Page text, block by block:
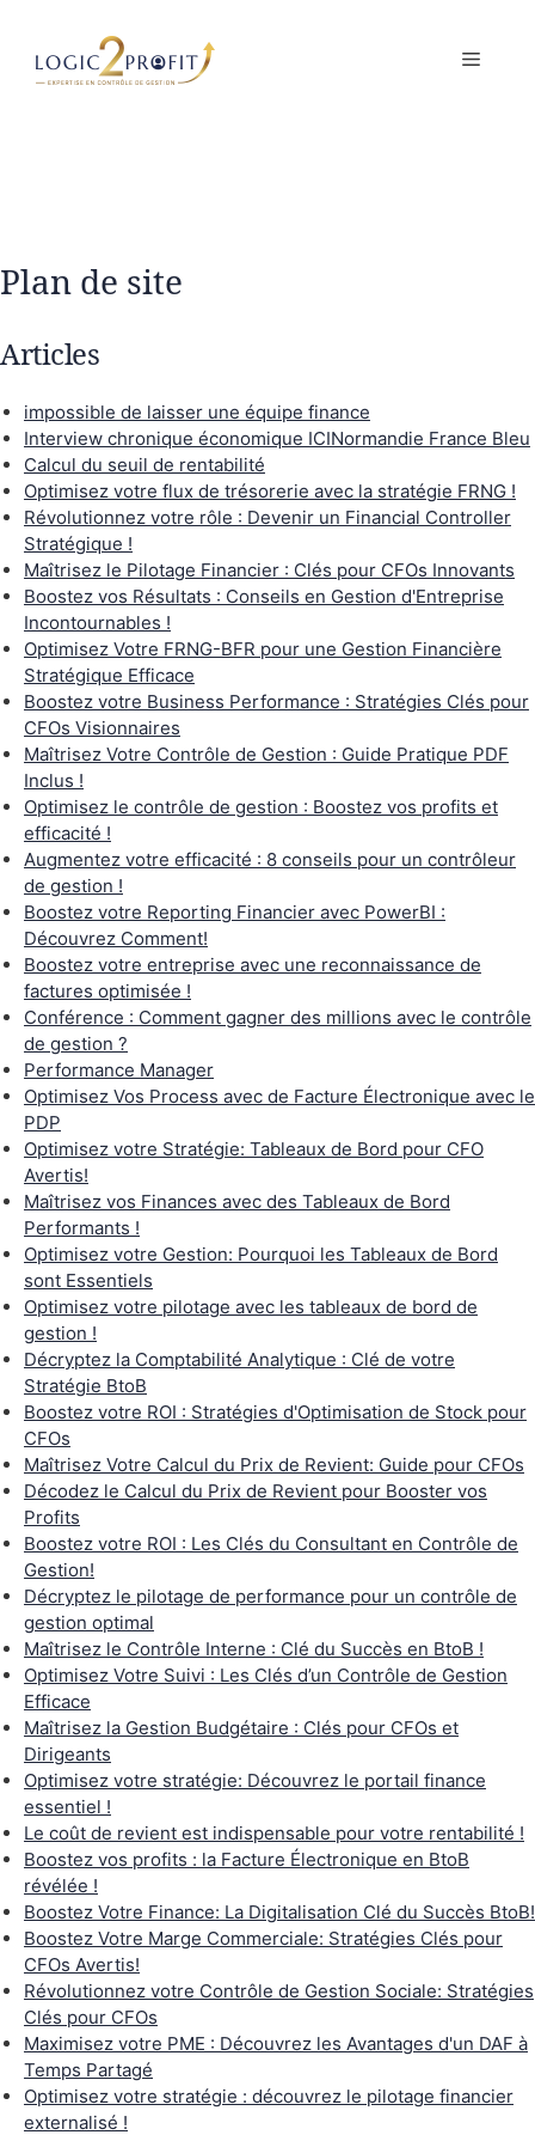
contenu
MENU
Plan de site
Articles
impossible de laisser une équipe finance
Interview chronique économique ICINormandie France Bleu
Calcul du seuil de rentabilité
Optimisez votre flux de trésorerie avec la stratégie FRNG !
Révolutionnez votre rôle : Devenir un Financial Controller
Stratégique !
Maîtrisez le Pilotage Financier : Clés pour CFOs Innovants
Boostez vos Résultats : Conseils en Gestion d'Entreprise
Incontournables !
Optimisez Votre FRNG-BFR pour une Gestion Financière
Stratégique Efficace
Boostez votre Business Performance : Stratégies Clés pour
CFOs Visionnaires
Maîtrisez Votre Contrôle de Gestion : Guide Pratique PDF
Inclus !
Optimisez le contrôle de gestion : Boostez vos profits et
efficacité !
Augmentez votre efficacité : 8 conseils pour un contrôleur
de gestion !
Boostez votre Reporting Financier avec PowerBI :
Découvrez Comment!
Boostez votre entreprise avec une reconnaissance de
factures optimisée !
Conférence : Comment gagner des millions avec le contrôle
de gestion ?
Performance Manager
Optimisez Vos Process avec de Facture Électronique avec le
PDP
Optimisez votre Stratégie: Tableaux de Bord pour CFO
Avertis!
Maîtrisez vos Finances avec des Tableaux de Bord
Performants !
Optimisez votre Gestion: Pourquoi les Tableaux de Bord
sont Essentiels
Optimisez votre pilotage avec les tableaux de bord de
gestion !
Décryptez la Comptabilité Analytique : Clé de votre
Stratégie BtoB
Boostez votre ROI : Stratégies d'Optimisation de Stock pour
CFOs
Maîtrisez Votre Calcul du Prix de Revient: Guide pour CFOs
Décodez le Calcul du Prix de Revient pour Booster vos
Profits
Boostez votre ROI : Les Clés du Consultant en Contrôle de
Gestion!
Décryptez le pilotage de performance pour un contrôle de
gestion optimal
Maîtrisez le Contrôle Interne : Clé du Succès en BtoB !
Optimisez Votre Suivi : Les Clés d’un Contrôle de Gestion
Efficace
Maîtrisez la Gestion Budgétaire : Clés pour CFOs et
Dirigeants
Optimisez votre stratégie: Découvrez le portail finance
essentiel !
Le coût de revient est indispensable pour votre rentabilité !
Boostez vos profits : la Facture Électronique en BtoB
révélée !
Boostez Votre Finance: La Digitalisation Clé du Succès BtoB!
Boostez Votre Marge Commerciale: Stratégies Clés pour
CFOs Avertis!
Révolutionnez votre Contrôle de Gestion Sociale: Stratégies
Clés pour CFOs
Maximisez votre PME : Découvrez les Avantages d'un DAF à
Temps Partagé
Optimisez votre stratégie : découvrez le pilotage financier
externalisé !